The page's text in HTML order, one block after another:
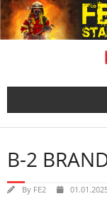
Skip
to
content
B-2
By FE2